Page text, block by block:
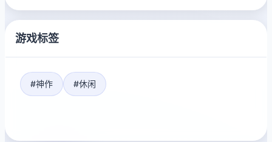
游戏标签
#神作 #休闲